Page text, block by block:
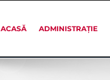
ACASĂ ADMINISTRAȚIE